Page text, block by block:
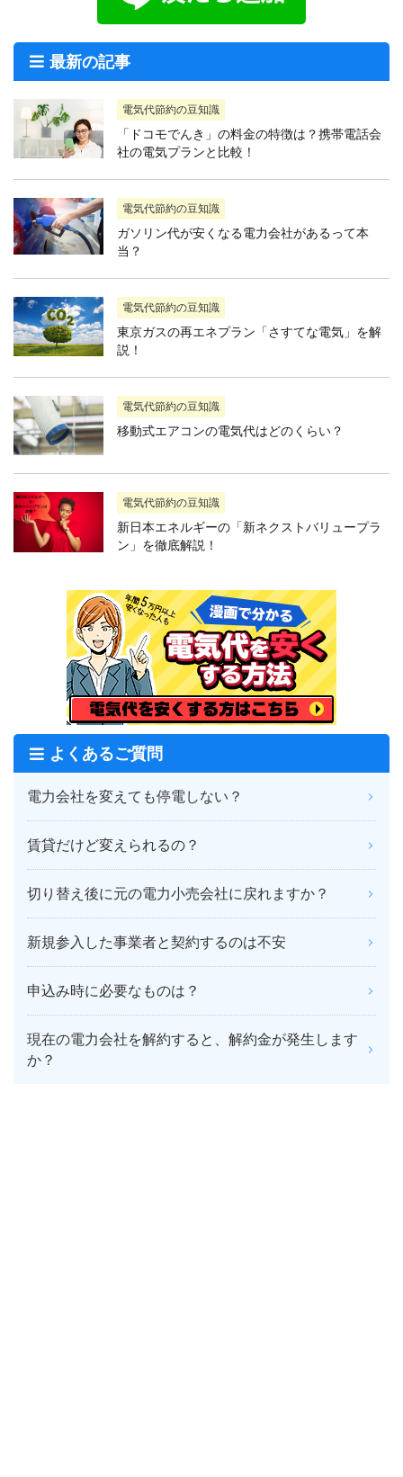
最新の記事
電気代節約の豆知識
「ドコモでんき」の料金の特徴は？携帯電話会
社の電気プランと比較！
電気代節約の豆知識
ガソリン代が安くなる電力会社があるって本
当？
電気代節約の豆知識
東京ガスの再エネプラン「さすてな電気」を解
説！
電気代節約の豆知識
移動式エアコンの電気代はどのくらい？
電気代節約の豆知識
新日本エネルギーの「新ネクストバリュープラ
ン」を徹底解説！
よくあるご質問
電力会社を変えても停電しない？
賃貸だけど変えられるの？
切り替え後に元の電力小売会社に戻れますか？
新規参入した事業者と契約するのは不安
申込み時に必要なものは？
現在の電力会社を解約すると、解約金が発生します
か？